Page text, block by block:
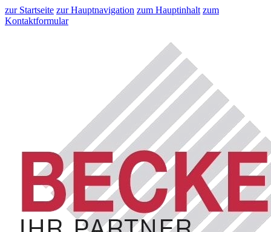
zur Startseite zur Hauptnavigation zum Hauptinhalt zum
Kontaktformular